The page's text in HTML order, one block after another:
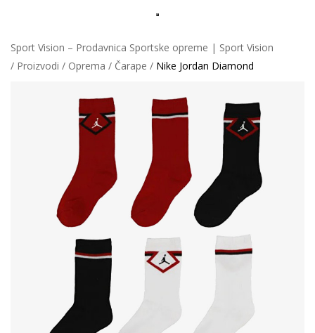
Sport Vision – Prodavnica Sportske opreme | Sport Vision
Proizvodi
Oprema Čarape Nike Jordan Diamond